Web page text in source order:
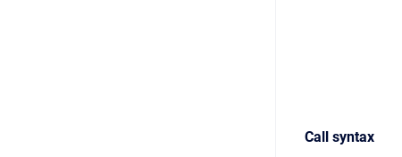
Call syntax